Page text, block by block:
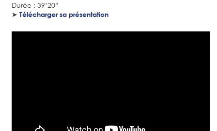
Durée : 39’20”
➤ Télécharger sa présentation